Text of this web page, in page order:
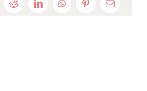
RedditLinkedInWhatsAppPinterestEmail